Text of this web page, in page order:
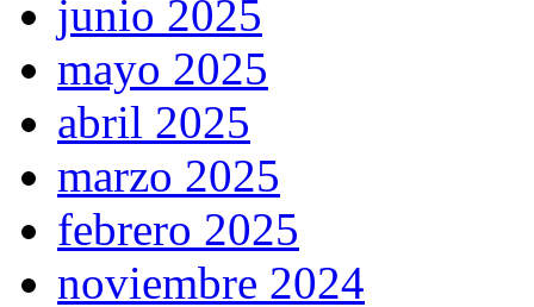
junio 2025
mayo 2025
abril 2025
marzo 2025
febrero 2025
noviembre 2024